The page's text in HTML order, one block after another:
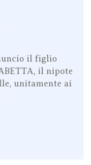
il figlio
il nipote
unitamente ai